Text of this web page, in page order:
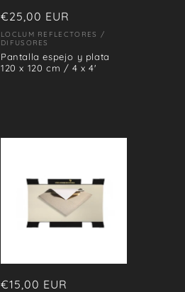
Precio
habitual
€25,00 EUR
Proveedor:
LOCLUM REFLECTORES /
DIFUSORES
Pantalla espejo y plata
120 x 120 cm / 4 x 4'
Precio
€15,00 EUR